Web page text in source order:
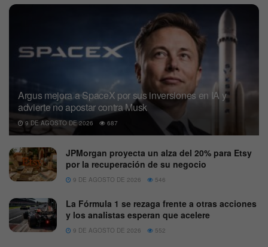
Argus mejora a SpaceX por sus inversiones en IA y
advierte no apostar contra Musk
9 DE AGOSTO DE 2026 687
JPMorgan proyecta un alza del 20% para Etsy
por la recuperación de su negocio
9 DE AGOSTO DE 2026 546
La Fórmula 1 se rezaga frente a otras acciones
y los analistas esperan que acelere
9 DE AGOSTO DE 2026 552